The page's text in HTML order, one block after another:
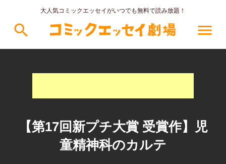
大人気コミックエッセイがいつでも無料で読み放題！
search menu
【第17回新プチ大賞 受賞作】児
童精神科のカルテ